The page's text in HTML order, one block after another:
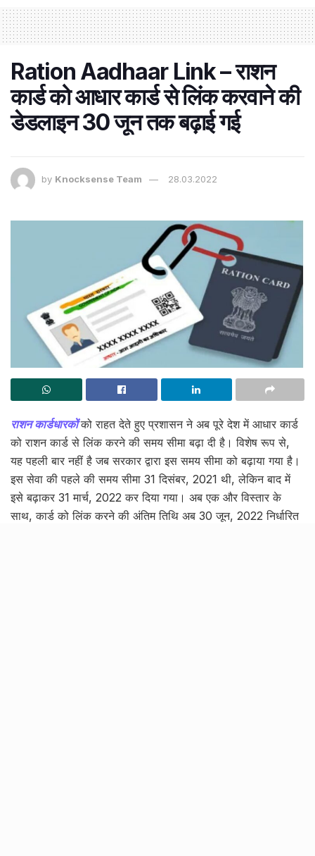
Ration Aadhaar Link – राशन
कार्ड को आधार कार्ड से लिंक करवाने की
डेडलाइन 30 जून तक बढ़ाई गई
by Knocksense Team 28.03.2022
राशन कार्डधारकोंको राहत देते हुए प्रशासन ने अब पूरे देश में आधार कार्ड
को राशन कार्ड से लिंक करने की समय सीमा बढ़ा दी है। विशेष रूप से,
यह पहली बार नहीं है जब सरकार द्वारा इस समय सीमा को बढ़ाया गया है।
इस सेवा की पहले की समय सीमा 31 दिसंबर, 2021 थी, लेकिन बाद में
इसे बढ़ाकर 31 मार्च, 2022 कर दिया गया। अब एक और विस्तार के
साथ, कार्ड को लिंक करने की अंतिम तिथि अब 30 जून, 2022 निर्धारित